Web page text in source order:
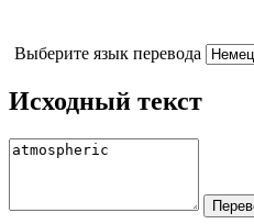
Выберите язык перевода
Исходный текст